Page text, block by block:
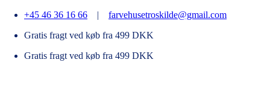
Fortsæt
indhold
+45 46 36 16 66 | farvehusetroskilde@gmail.com
Gratis fragt ved køb fra 499 DKK
Gratis fragt ved køb fra 499 DKK